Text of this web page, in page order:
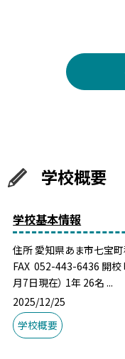
学校概要
学校基本情報
住所 愛知県あま市七宝
FAX 052-443-6436 開校
月7日現在） 1年 26名 ...
2025/12/25
学校概要